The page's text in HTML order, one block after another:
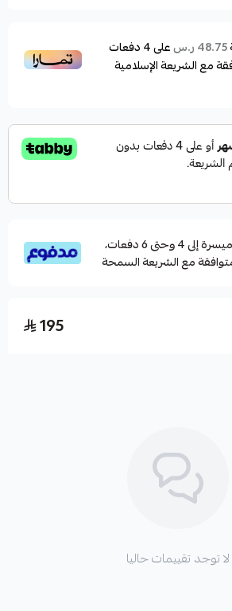
يسمح بتثبيت القناع بإحكام لتوفير
48.75 ر.س على4دفعات
مع الشريعة الإسلامية
قسم دفعاتك بطريقة ميسرة إلى 4 وحتى 6 دفعات،
مع الشريعة السمحة
195
لا توجد تقييمات حاليا